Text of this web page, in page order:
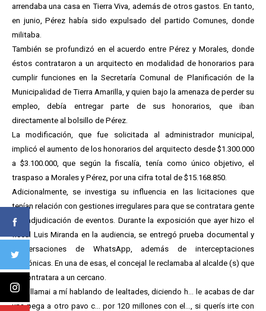
arrendaba una casa en Tierra Viva, además de otros gastos. En tanto,
en junio, Pérez había sido expulsado del partido Comunes, donde
militaba.
También se profundizó en el acuerdo entre Pérez y Morales, donde
éstos contrataron a un arquitecto en modalidad de honorarios para
cumplir funciones en la Secretaría Comunal de Planificación de la
Municipalidad de Tierra Amarilla, y quien bajo la amenaza de perder su
empleo, debía entregar parte de sus honorarios, que iban
directamente al bolsillo de Pérez.
La modificación, que fue solicitada al administrador municipal,
implicó el aumento de los honorarios del arquitecto desde $1.300.000
a $3.100.000, que según la fiscalía, tenía como único objetivo, el
traspaso a Morales y Pérez, por una cifra total de $15.168.850.
Adicionalmente, se investiga su influencia en las licitaciones que
tenían relación con gestiones irregulares para que se contratara gente
y la adjudicación de eventos. Durante la exposición que ayer hizo el
fiscal Luis Miranda en la audiencia, se entregó prueba documental y
conversaciones de WhatsApp, además de interceptaciones
telefónicas. En una de esas, el concejal le reclamaba al alcalde (s) que
no contratara a un cercano.
"Oye llamai a mí hablando de lealtades, diciendo h... le acabas de dar
una pega a otro pavo c... por 120 millones con el..., si querís irte con